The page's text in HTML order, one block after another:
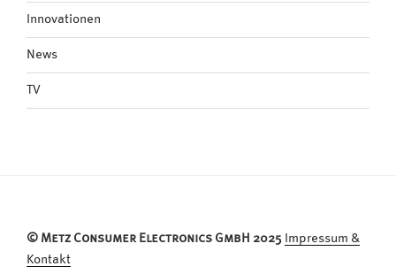
Innovationen
News
TV
© Metz Consumer Electronics GmbH 2025 Impressum &
Kontakt